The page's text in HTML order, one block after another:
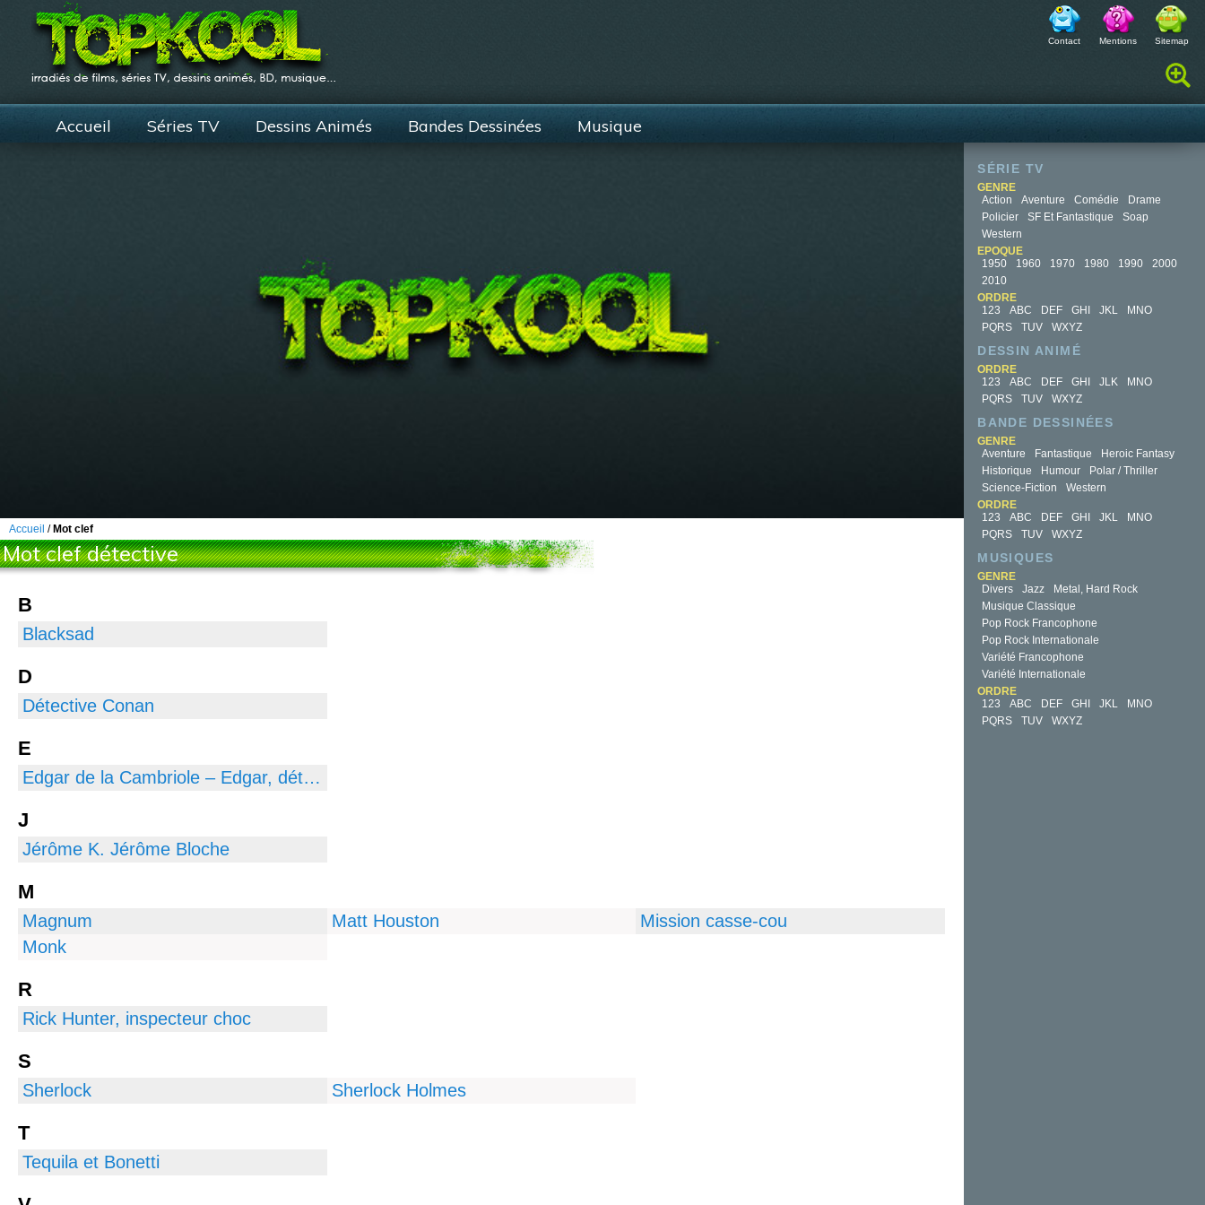
Contact Mentions Sitemap
Rechercher :
Accueil Séries TV Dessins Animés Bandes Dessinées Musique
SÉRIE TV
GENRE
Action
Aventure Comédie
Drame
Policier
SF Et Fantastique
Soap
Western
EPOQUE
1950
1960 1970 1980 1990
2000
2010
ORDRE
123
ABC DEF GHI JKL
MNO
PQRS
TUV WXYZ
DESSIN ANIMÉ
ORDRE
123
ABC DEF GHI JLK
MNO
PQRS
TUV WXYZ
BANDE DESSINÉES
GENRE
Aventure
Fantastique
Heroic Fantasy
Historique
Humour
Polar / Thriller
Science-Fiction
Western
ORDRE
123
ABC DEF GHI JKL
MNO
PQRS
TUV WXYZ
MUSIQUES
GENRE
Divers
Jazz
Metal, Hard Rock
Musique Classique
Pop Rock Francophone
Pop Rock Internationale
Variété Francophone
Variété Internationale
ORDRE
123
ABC DEF GHI JKL
MNO
PQRS
TUV WXYZ
Accueil / Mot clef
Mot clef détective
B
Blacksad
D
Détective Conan
E
Edgar de la Cambriole – Edgar, détective cambrioleur
J
Jérôme K. Jérôme Bloche
M
Magnum Matt Houston
Mission casse-cou
Monk
R
Rick Hunter, inspecteur choc
S
Sherlock Sherlock Holmes
T
Tequila et Bonetti